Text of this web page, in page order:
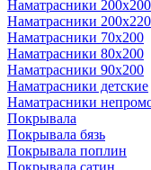
Наматрасники 200х200
Наматрасники 200х220
Наматрасники 70х200
Наматрасники 80х200
Наматрасники 90х200
Наматрасники детские
Наматрасники
Покрывала
Покрывала бязь
Покрывала поплин
Покрывала сатин